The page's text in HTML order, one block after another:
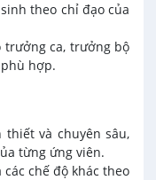
theo chỉ đạo của
ca, trưởng bộ
hợp.
và chuyên sâu,
từng ứng viên.
chế độ khác theo